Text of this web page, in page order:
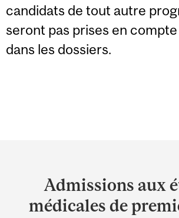
candidats de tout autre
seront pas prises en
dans les dossiers.
University
Admissions aux
médicales de